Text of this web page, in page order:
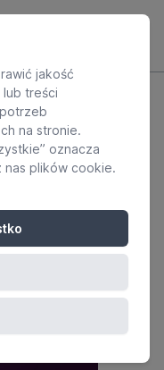
jakość
treści
na stronie.
oznacza
plików cookie.